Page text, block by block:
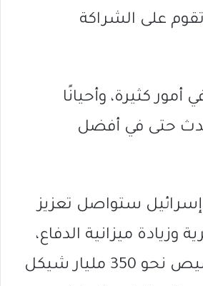
على الشراكة
كثيرة، وأحيانًا
حتى في أفضل
إسرائيل ستواصل تعزيز
وزيادة ميزانية الدفاع،
مشيرًا إلى تخصيص نحو 350 مليار شيكل